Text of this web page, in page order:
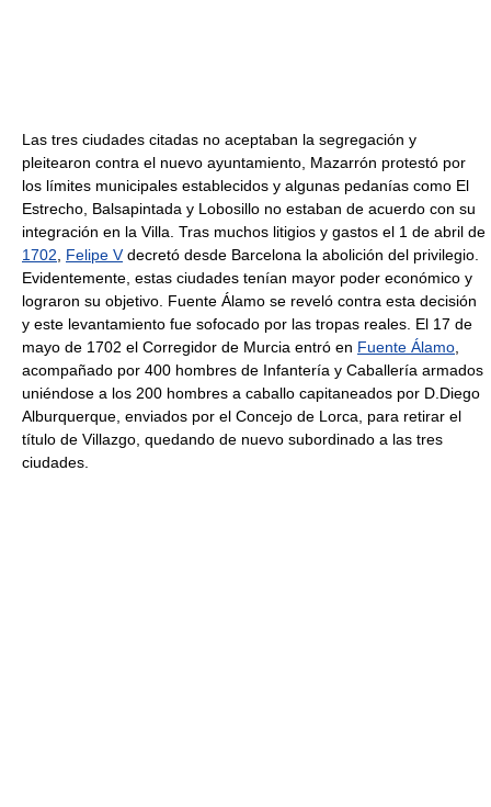
Las tres ciudades citadas no aceptaban la segregación y
pleitearon contra el nuevo ayuntamiento, Mazarrón protestó por
los límites municipales establecidos y algunas pedanías como El
Estrecho, Balsapintada y Lobosillo no estaban de acuerdo con su
integración en la Villa. Tras muchos litigios y gastos el 1 de abril de
1702, Felipe Vdecretó desde Barcelona la abolición del privilegio.
Evidentemente, estas ciudades tenían mayor poder económico y
lograron su objetivo. Fuente Álamo se reveló contra esta decisión
y este levantamiento fue sofocado por las tropas reales. El 17 de
mayo de 1702 el Corregidor de Murcia entró en Fuente Álamo,
acompañado por 400 hombres de Infantería y Caballería armados
uniéndose a los 200 hombres a caballo capitaneados por D.Diego
Alburquerque, enviados por el Concejo de Lorca, para retirar el
título de Villazgo, quedando de nuevo subordinado a las tres
ciudades.